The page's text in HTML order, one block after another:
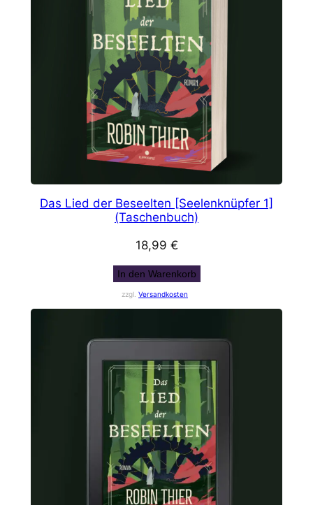
Das Lied der Beseelten [Seelenknüpfer 1]
(Taschenbuch)
18,99 €
In den Warenkorb
zzgl. Versandkosten